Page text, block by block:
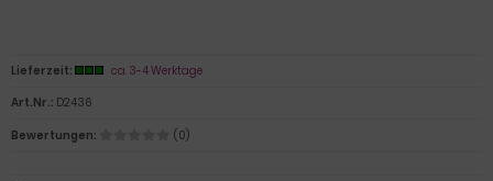
Lieferzeit:
ca. 3-4 Werktage
Art.Nr.: D2436
Bewertungen:
(0)